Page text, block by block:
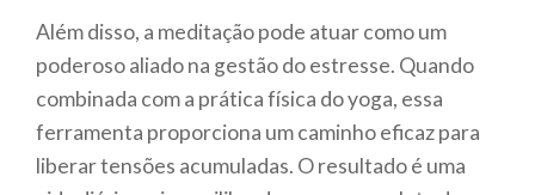
Além disso, a meditação pode atuar como um
poderoso aliado na gestão do estresse. Quando
combinada com a prática física do yoga, essa
ferramenta proporciona um caminho eficaz para
liberar tensões acumuladas. O resultado é uma